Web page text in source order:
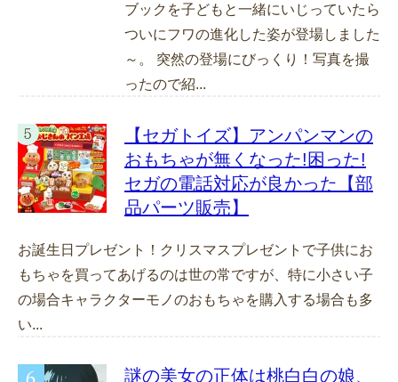
ブックを子どもと一緒にいじっていたら
ついにフワの進化した姿が登場しました
～。 突然の登場にびっくり！写真を撮
ったので紹...
【セガトイズ】アンパンマンの
おもちゃが無くなった!困った!
セガの電話対応が良かった【部
品パーツ販売】
お誕生日プレゼント！クリスマスプレゼントで子供にお
もちゃを買ってあげるのは世の常ですが、特に小さい子
の場合キャラクターモノのおもちゃを購入する場合も多
い...
謎の美女の正体は桃白白の娘、